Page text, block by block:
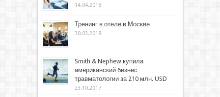
14.04.2018
Тренинг в отеле в Москве
30.03.2018
Smith & Nephew купила
американский бизнес
травматологии за 210 млн. USD
23.10.2017